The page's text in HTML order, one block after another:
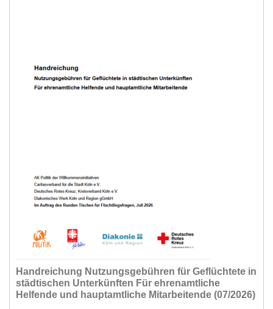
Handreichung Nutzungsgebühren für Geflüchtete in
städtischen Unterkünften Für ehrenamtliche
Helfende und hauptamtliche Mitarbeitende (07/2026)